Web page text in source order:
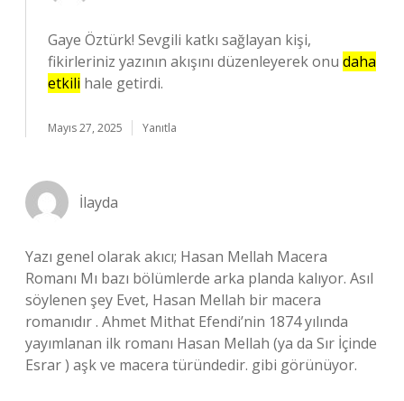
Gaye Öztürk! Sevgili katkı sağlayan kişi,
fikirleriniz yazının akışını düzenleyerek onu daha
etkili hale getirdi.
Mayıs 27, 2025 Yanıtla
İlayda
Yazı genel olarak akıcı; Hasan Mellah Macera
Romanı Mı bazı bölümlerde arka planda kalıyor. Asıl
söylenen şey Evet, Hasan Mellah bir macera
romanıdır . Ahmet Mithat Efendi’nin 1874 yılında
yayımlanan ilk romanı Hasan Mellah (ya da Sır İçinde
Esrar ) aşk ve macera türündedir. gibi görünüyor.